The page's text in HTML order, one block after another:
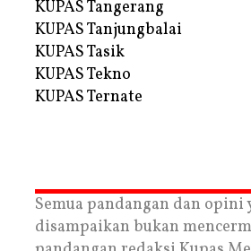
KUPAS Tangerang
KUPAS Tanjungbalai
KUPAS Tasik
KUPAS Tekno
KUPAS Ternate
Semua pandangan dan opini
disampaikan bukan